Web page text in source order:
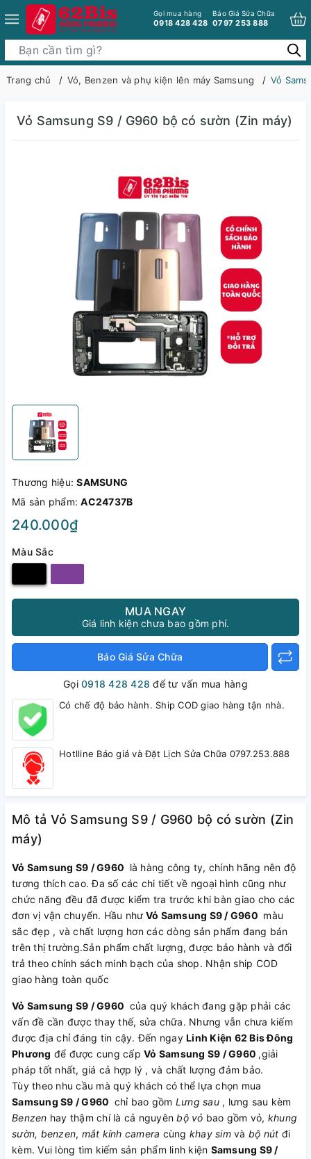
Gọi mua hàng
0918 428 428
Báo Giá Sửa Chữa
0797 253 888
Trang chủ Vỏ, Benzen và phụ kiện lên máy Samsung Vỏ
Vỏ Samsung S9 / G960 bộ có sườn (Zin máy)
Thương hiệu:SAMSUNG
Mã sản phẩm:AC24737B
240.000₫
Màu Sắc
MUA NGAY
Giá linh kiện chưa bao gồm phí.
Báo Giá Sửa Chữa
Gọi0918 428 428 để tư vấn mua hàng
Có chế độ bảo hành. Ship COD giao hàng tận nhà.
Hotlline Báo giá và Đặt Lịch Sửa Chữa 0797.253.888
Mô tả Vỏ Samsung S9 / G960 bộ có sườn (Zin
máy)
Vỏ Samsung S9 / G960 là hàng công ty, chính hãng nên độ
tương thích cao. Đa số các chi tiết về ngoại hình cũng như
chức năng đều đã được kiểm tra trước khi bàn giao cho các
đơn vị vận chuyển. Hầu như Vỏ Samsung S9 / G960 màu
sắc đẹp , và chất lượng hơn các dòng sản phẩm đang bán
trên thị trường.Sản phẩm chất lượng, được bảo hành và đổi
trả theo chính sách minh bạch của shop. Nhận ship COD
giao hàng toàn quốc
Vỏ Samsung S9 / G960 của quý khách đang gặp phải các
vấn đề cần được thay thế, sửa chữa. Nhưng vẫn chưa kiếm
được địa chỉ đáng tin cậy. Đến ngay Linh Kiện 62 Bis Đông
Phương để được cung cấp Vỏ Samsung S9 / G960 ,giải
pháp tốt nhất, giá cả hợp lý , và chất lượng đảm bảo.
Tùy theo nhu cầu mà quý khách có thể lựa chọn mua
Samsung S9 / G960 chỉ bao gồm Lưng sau , lưng sau kèm
Benzen hay thậm chí là cả nguyênbộ vỏ bao gồm vỏ, khung
sườn, benzen, mắt kính camera cùng khay simvà bộ nút đi
kèm. Vui lòng tìm kiếm sản phẩm linh kiện Samsung S9 /